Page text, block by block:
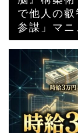
で他人の
参謀」マニ